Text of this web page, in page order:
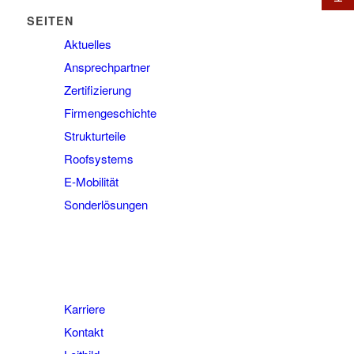
SEITEN
Aktuelles
Ansprechpartner
Zertifizierung
Firmengeschichte
Strukturteile
Roofsystems
E-Mobilität
Sonderlösungen
Karriere
Kontakt